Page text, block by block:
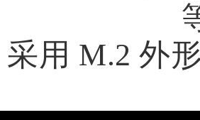
采用 M.2 外